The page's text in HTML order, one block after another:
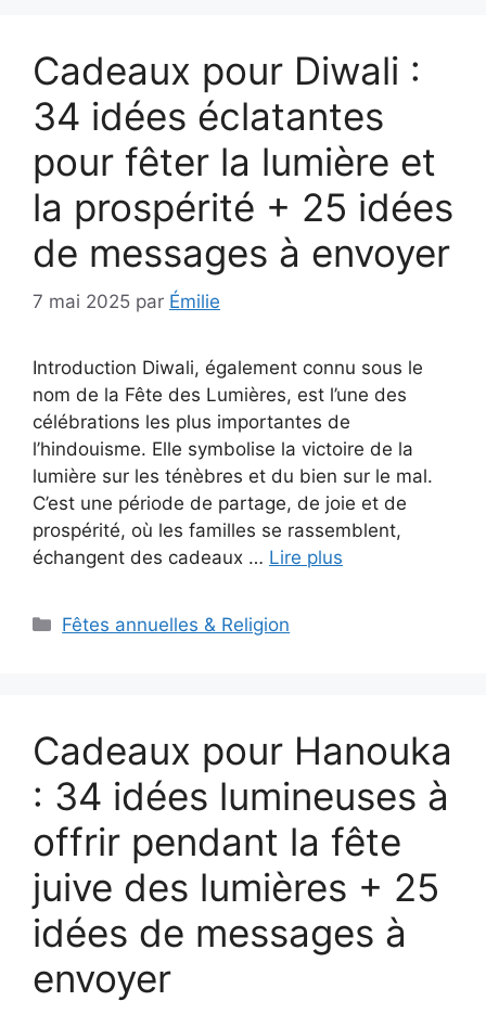
Cadeaux pour Diwali :
34 idées éclatantes
pour fêter la lumière et
la prospérité + 25 idées
de messages à envoyer
7 mai 2025 par Émilie
Introduction Diwali, également connu sous le
nom de la Fête des Lumières, est l’une des
célébrations les plus importantes de
l’hindouisme. Elle symbolise la victoire de la
lumière sur les ténèbres et du bien sur le mal.
C’est une période de partage, de joie et de
prospérité, où les familles se rassemblent,
échangent des cadeaux … Lire plus
Catégories
Fêtes annuelles & Religion
Cadeaux pour Hanouka
: 34 idées lumineuses à
offrir pendant la fête
juive des lumières + 25
idées de messages à
envoyer